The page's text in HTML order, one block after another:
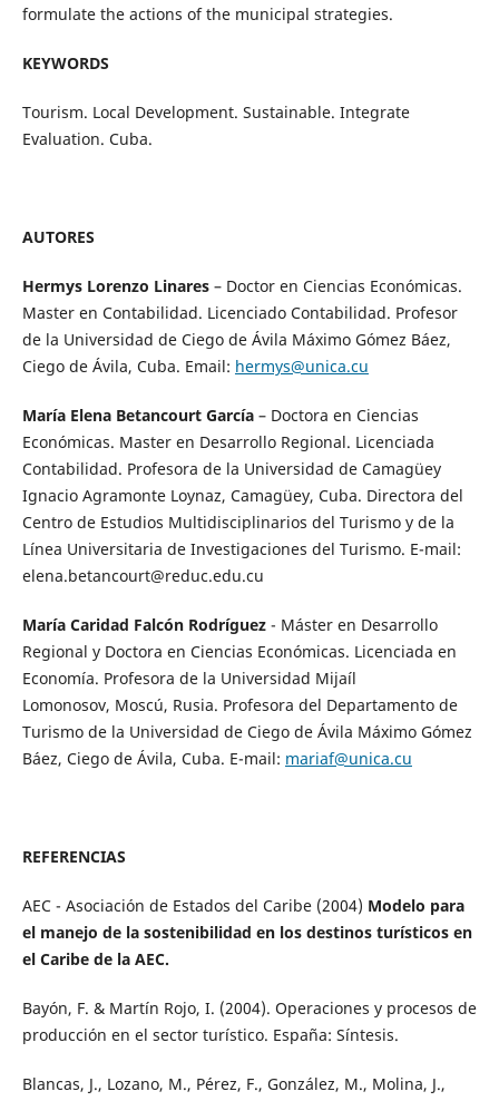
formulate the actions of the municipal strategies.
KEYWORDS
Tourism. Local Development. Sustainable. Integrate
Evaluation. Cuba.
AUTORES
Hermys Lorenzo Linares– Doctor en Ciencias Económicas.
Master en Contabilidad. Licenciado Contabilidad. Profesor
de la Universidad de Ciego de Ávila Máximo Gómez Báez,
Ciego de Ávila, Cuba. Email: hermys@unica.cu
María Elena Betancourt García– Doctora en Ciencias
Económicas. Master en Desarrollo Regional. Licenciada
Contabilidad. Profesora de la Universidad de Camagüey
Ignacio Agramonte Loynaz, Camagüey, Cuba. Directora del
Centro de Estudios Multidisciplinarios del Turismo y de la
Línea Universitaria de Investigaciones del Turismo. E-mail:
elena.betancourt@reduc.edu.cu
María Caridad Falcón Rodríguez- Máster en Desarrollo
Regional y Doctora en Ciencias Económicas. Licenciada en
Economía. Profesora de la Universidad Mijaíl
Lomonosov, Moscú, Rusia. Profesora del Departamento de
Turismo de la Universidad de Ciego de Ávila Máximo Gómez
Báez, Ciego de Ávila, Cuba. E-mail: mariaf@unica.cu
REFERENCIAS
AEC - Asociación de Estados del Caribe (2004) Modelo para
el manejo de la sostenibilidad en los destinos turísticos en
el Caribe de la AEC.
Bayón, F. & Martín Rojo, I. (2004). Operaciones y procesos de
producción en el sector turístico. España: Síntesis.
Blancas, J., Lozano, M., Pérez, F., González, M., Molina, J.,